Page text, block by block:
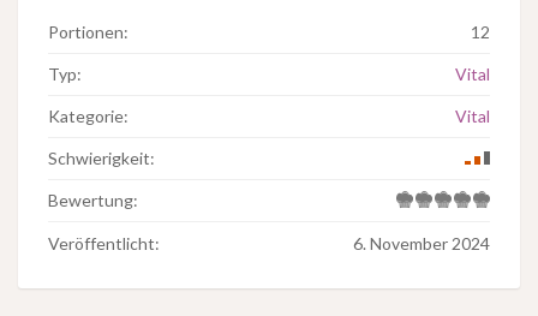
Portionen: 12
Typ: Vital
Kategorie: Vital
Schwierigkeit:
Bewertung:
Veröffentlicht: 6. November 2024